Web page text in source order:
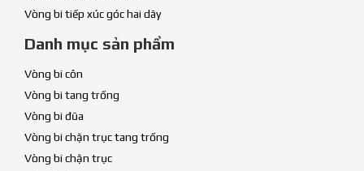
Vòng bi tiếp xúc góc hai dãy
Danh mục sản phẩm
Vòng bi côn
Vòng bi tang trống
Vòng bi đũa
Vòng bi chặn trục tang trống
Vòng bi chặn trục